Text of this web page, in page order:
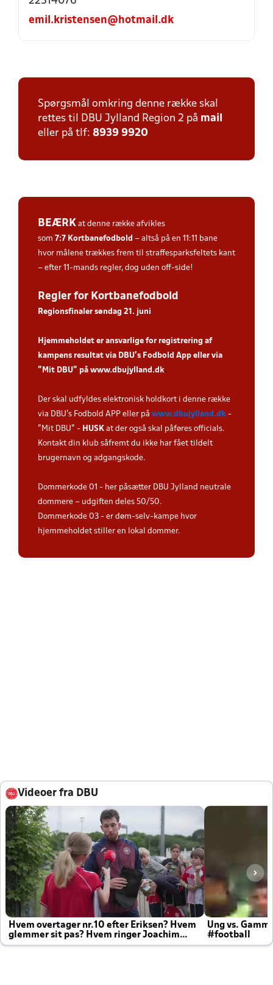
emil.kristensen@hotmail.dk
Spørgsmål omkring denne række skal
rettes til DBU Jylland Region 2 på mail
eller på tlf: 8939 9920
BEÆRK at denne række afvikles
som 7:7 Kortbanefodbold – altså på en 11:11 bane
hvor målene trækkes frem til straffesparksfeltets kant
– efter 11-mands regler, dog uden off-side!
Regler for Kortbanefodbold
Regionsfinaler søndag 21. juni
Hjemmeholdet er ansvarlige for registrering af
kampens resultat via DBU’s Fodbold App eller via
”Mit DBU” på www.dbujylland.dk.
Der skal udfyldes elektronisk holdkort i denne række
via DBU's Fodbold APP eller på www.dbujylland.dk -
"Mit DBU" - HUSK at der også skal påføres officials.
Kontakt din klub såfremt du ikke har fået tildelt
brugernavn og adgangskode.
Dommerkode 01 - her påsætter DBU Jylland neutrale
dommere – udgiften deles 50/50.
Dommerkode 03 - er døm-selv-kampe hvor
hjemmeholdet stiller en lokal dommer.
Videoer fra DBU
Hvem overtager nr.10 efter Eriksen? Hvem
glemmer sit pas? Hvem ringer Joachim
altid til efter kampe?
Ung vs.
#football